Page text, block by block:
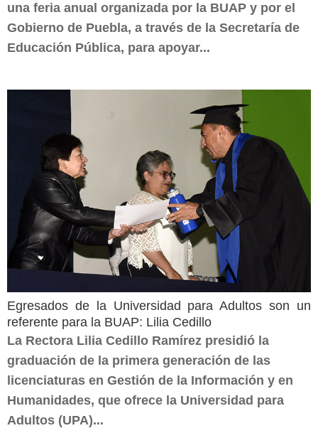
una feria anual organizada por la BUAP y por el
Gobierno de Puebla, a través de la Secretaría de
Educación Pública, para apoyar...
Egresados de la Universidad para Adultos son un
referente para la BUAP: Lilia Cedillo
La Rectora Lilia Cedillo Ramírez presidió la
graduación de la primera generación de las
licenciaturas en Gestión de la Información y en
Humanidades, que ofrece la Universidad para
Adultos (UPA)...